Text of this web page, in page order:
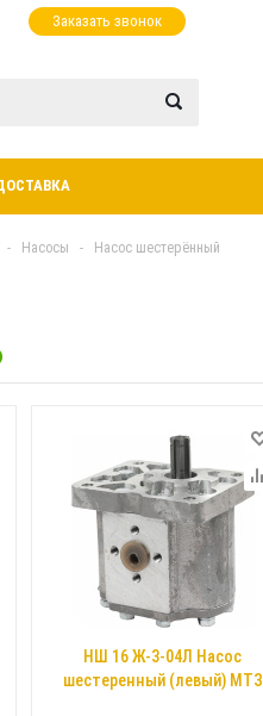
Заказать звонок
- Насосы - Насос шестерённый
НШ 16 Ж-3-04Л Насос
шестеренный (левый) МТЗ